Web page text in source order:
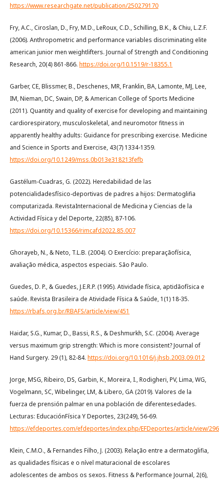
https://www.researchgate.net/publication/250279170
Fry, A.C., Ciroslan, D., Fry, M.D., LeRoux, C.D., Schilling, B.K., & Chiu, L.Z.F.
(2006). Anthropometric and performance variables discriminating elite
american junior men weightlifters. Journal of Strength and Conditioning
Research, 20(4) 861-866. https://doi.org/10.1519/r-18355.1
Garber, CE, Blissmer, B., Deschenes, MR, Franklin, BA, Lamonte, MJ, Lee,
IM, Nieman, DC, Swain, DP, & American College of Sports Medicine
(2011). Quantity and quality of exercise for developing and maintaining
cardiorespiratory, musculoskeletal, and neuromotor fitness in
apparently healthy adults: Guidance for prescribing exercise. Medicine
and Science in Sports and Exercise, 43(7) 1334-1359.
https://doi.org/10.1249/mss.0b013e318213fefb
Gastélum-Cuadras, G. (2022). Heredabilidad de las
potencialidadesfísico-deportivas de padres a hijos: Dermatoglifia
computarizada. RevistaInternacional de Medicina y Ciencias de la
Actividad Física y del Deporte, 22(85), 87-106.
https://doi.org/10.15366/rimcafd2022.85.007
Ghorayeb, N., & Neto, T.L.B. (2004). O Exercício: preparaçãofísica,
avaliação médica, aspectos especiais. São Paulo.
Guedes, D. P., & Guedes, J.E.R.P. (1995). Atividade física, aptidãofísica e
saúde. Revista Brasileira de Atividade Física & Saúde, 1(1) 18-35.
https://rbafs.org.br/RBAFS/article/view/451
Haidar, S.G., Kumar, D., Bassi, R.S., & Deshmurkh, S.C. (2004). Average
versus maximum grip strength: Which is more consistent? Journal of
Hand Surgery. 29 (1), 82-84. https://doi.org/10.1016/j.jhsb.2003.09.012
Jorge, MSG, Ribeiro, DS, Garbin, K., Moreira, I., Rodigheri, PV, Lima, WG,
Vogelmann, SC, Wibelinger, LM, & Libero, GA (2019). Valores de la
fuerza de prensión palmar en una población de diferentesedades.
Lecturas: EducaciónFísica Y Deportes, 23(249), 56-69.
https://efdeportes.com/efdeportes/index.php/EFDeportes/article/view/296
Klein, C.M.O., & Fernandes Filho, J. (2003). Relação entre a dermatoglifia,
as qualidades físicas e o nível maturacional de escolares
adolescentes de ambos os sexos. Fitness & Performance Journal, 2(6),